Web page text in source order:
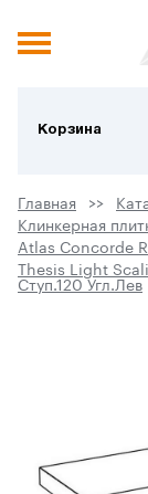
Корзина
Главная
Клинкерная
Atlas Concorde
Thesis Light
Ступ.120 Угл.Лев